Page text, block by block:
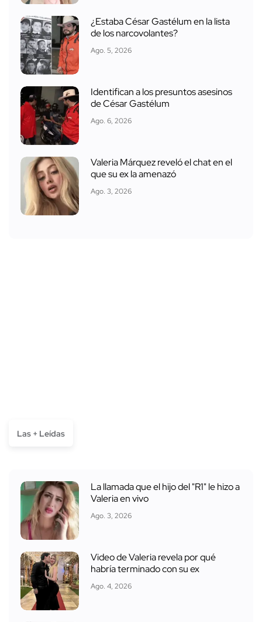
¿Estaba César Gastélum en la lista
de los narcovolantes?
Ago. 5, 2026
Identifican a los presuntos asesinos
de César Gastélum
Ago. 6, 2026
Valeria Márquez reveló el chat en el
que su ex la amenazó
Ago. 3, 2026
Las + Leídas
La llamada que el hijo del "R1" le hizo a
Valeria en vivo
Ago. 3, 2026
Video de Valeria revela por qué
habría terminado con su ex
Ago. 4, 2026